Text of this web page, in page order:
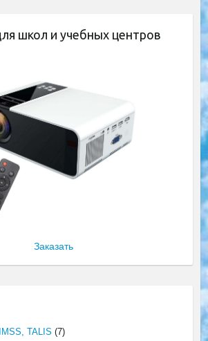
школ и учебных центров
Заказать
TALIS (7)